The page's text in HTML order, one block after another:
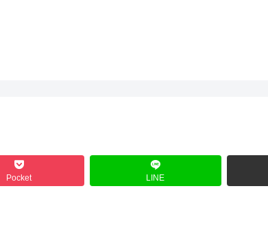
Pocket LINE